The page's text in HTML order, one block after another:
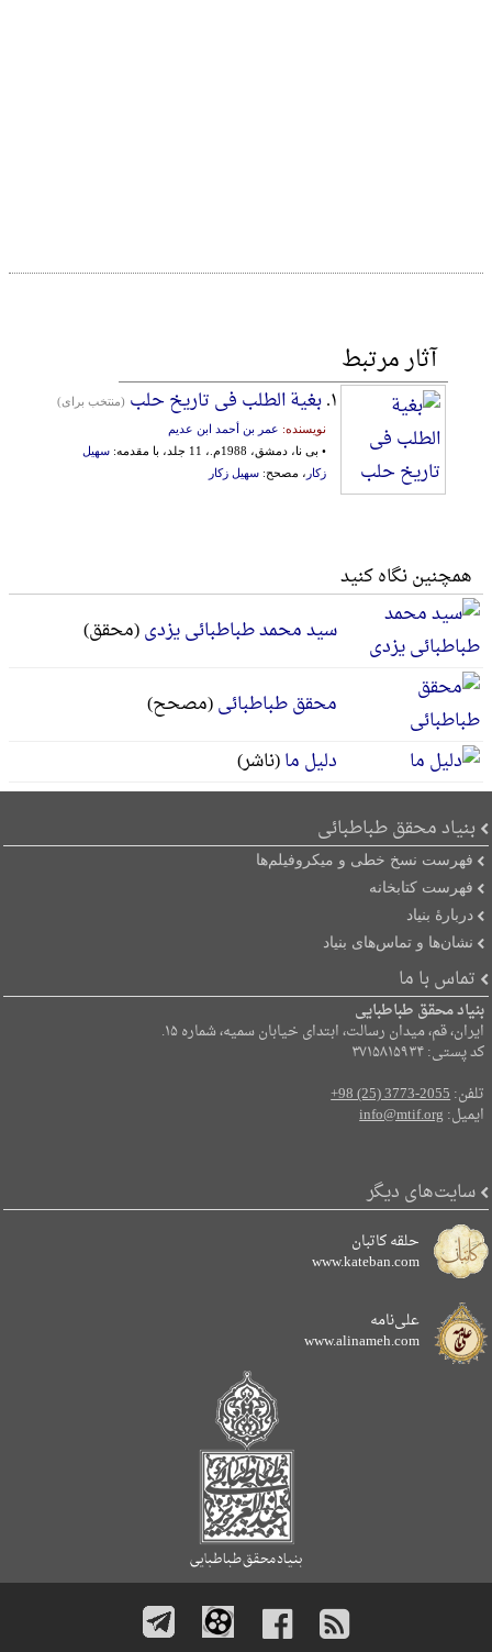
آثار مرتبط
۱. بغیة الطلب فی تاریخ حلب (منتخب برای)
نویسنده: عمر بن أحمد ابن عدیم
• بی نا، دمشق، 1988م.، 11 جلد، با مقدمه:
سهیل
زکار ، مصحح: سهیل زکار
همچنین نگاه کنید
سید محمد طباطبائی یزدی(محقق)
محقق طباطبائی(مصحح)
دلیل ما(ناشر)
بنیاد محقق طباطبائی
فهرست نسخ خطی و میکروفیلم‌ها
فهرست کتابخانه
دربارۀ بنیاد
نشان‌ها و تماس‌های بنیاد
تماس با ما
بنیاد محقق طباطبایی
ایران، قم، میدان رسالت، ابتدای خیابان سمیه، شماره ۱۵.
کد پستی: ۳۷۱۵۸۱۵۹۳۴
تلفن:+98 (25) 3773-2055
ایمیل:info@mtif.org
سایت‌های دیگر
حلقه کاتبان
www.kateban.com
علی‌نامه
www.alinameh.com